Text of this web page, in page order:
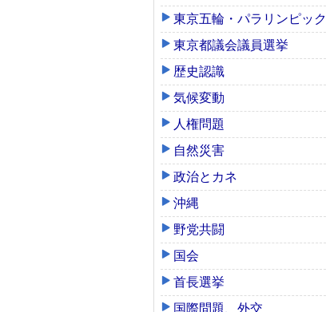
東京五輪・パラリンピック
東京都議会議員選挙
歴史認識
気候変動
人権問題
自然災害
政治とカネ
沖縄
野党共闘
国会
首長選挙
国際問題、外交